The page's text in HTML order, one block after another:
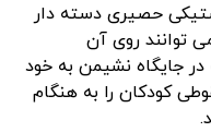
حصیری دسته دار
توانند روی آن
جایگاه نشیمن به خود
کودکان را به هنگام